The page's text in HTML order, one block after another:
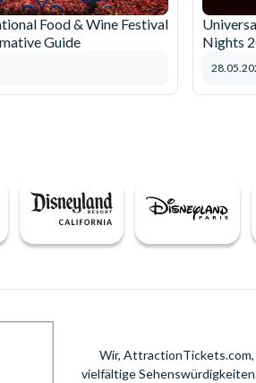
Food & Wine Festival
Guide
Nights
Wir,
vielfältige